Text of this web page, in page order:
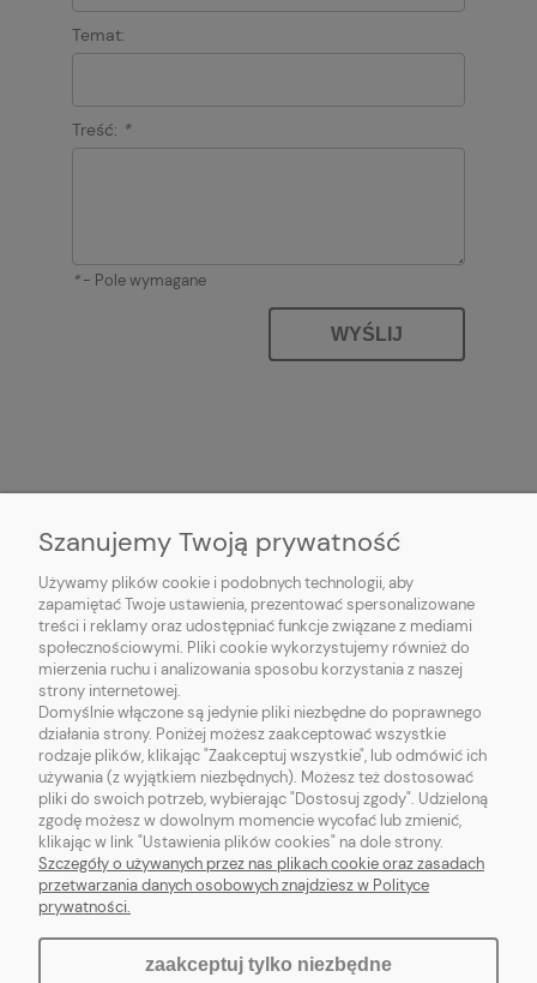
Temat:
Treść: *
*- Pole wymagane
WYŚLIJ
O NAS
POMOC
MOJE KONTO
pokaż pełną wersję strony
Sklep internetowy Shoper.pl
Szanujemy Twoją prywatność
Używamy plików cookie i podobnych technologii, aby
zapamiętać Twoje ustawienia, prezentować spersonalizowane
treści i reklamy oraz udostępniać funkcje związane z mediami
społecznościowymi. Pliki cookie wykorzystujemy również do
mierzenia ruchu i analizowania sposobu korzystania z naszej
strony internetowej.
Domyślnie włączone są jedynie pliki niezbędne do poprawnego
działania strony. Poniżej możesz zaakceptować wszystkie
rodzaje plików, klikając "Zaakceptuj wszystkie", lub odmówić ich
używania (z wyjątkiem niezbędnych). Możesz też dostosować
pliki do swoich potrzeb, wybierając "Dostosuj zgody". Udzieloną
zgodę możesz w dowolnym momencie wycofać lub zmienić,
klikając w link "Ustawienia plików cookies" na dole strony.
Szczegóły o używanych przez nas plikach cookie oraz zasadach
przetwarzania danych osobowych znajdziesz w Polityce
prywatności.
zaakceptuj tylko niezbędne